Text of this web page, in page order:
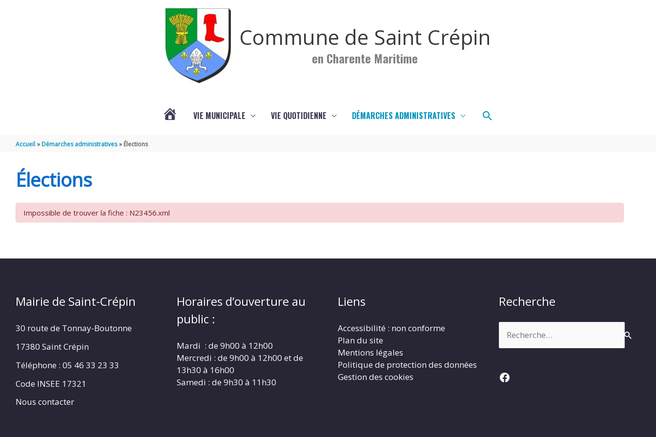
Commune de Saint Crépin
en Charente Maritime
CRÉPIN
VIE MUNICIPALE VIE QUOTIDIENNE DÉMARCHES ADMINISTRATIVES Rechercher
Accueil Démarches administratives Élections
Élections
Impossible de trouver la fiche : N23456.xml
Mairie de Saint-Crépin
30 route de Tonnay-Boutonne
17380 Saint Crépin
Téléphone : 05 46 33 23 33
Code INSEE 17321
Nous contacter
Horaires d’ouverture au
public :
Mardi : de 9h00 à 12h00
Mercredi : de 9h00 à 12h00 et de
13h30 à 16h00
Samedi : de 9h30 à 11h30
Liens
Accessibilité : non conforme
Plan du site
Mentions légales
Politique de protection des données
Gestion des cookies
Recherche
Facebook